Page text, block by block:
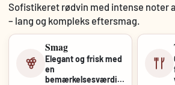
Sofistikeret rødvin med intense noter
– lang og kompleks eftersmag.
Smag
Elegant og frisk med
en
bemærkelsesværdig